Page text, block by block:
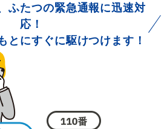
ふたつの緊急通報に迅速対
応！
とにすぐに駆けつけます！